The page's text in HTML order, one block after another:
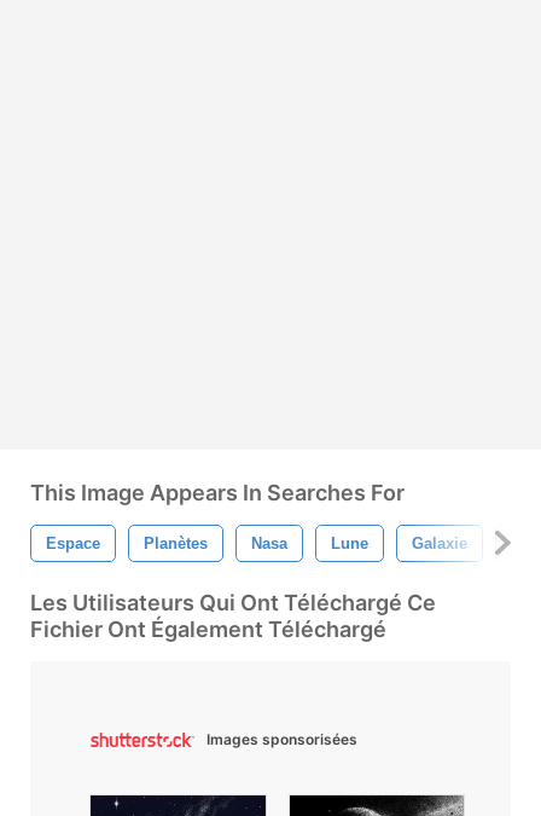
This Image Appears In Searches For
Espace Planètes Nasa Lune Galaxie
Les Utilisateurs Qui Ont Téléchargé Ce
Fichier Ont Également Téléchargé
Images sponsorisées